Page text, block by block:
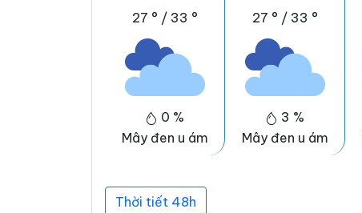
27 ° / 33 °
0 %
Mây đen u ám
27 ° / 33 °
3 %
Mây đen u ám
Thời tiết 48h